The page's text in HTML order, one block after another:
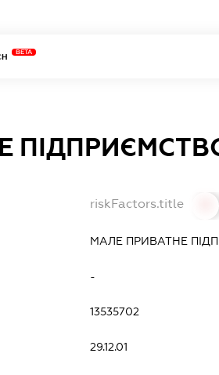
BETA
riskFactors.title
МАЛЕ ПРИВАТНЕ
-
13535702
29.12.01